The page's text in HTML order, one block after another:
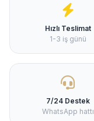
Hızlı Teslimat
1-3 iş günü
7/24 Destek
WhatsApp hattı